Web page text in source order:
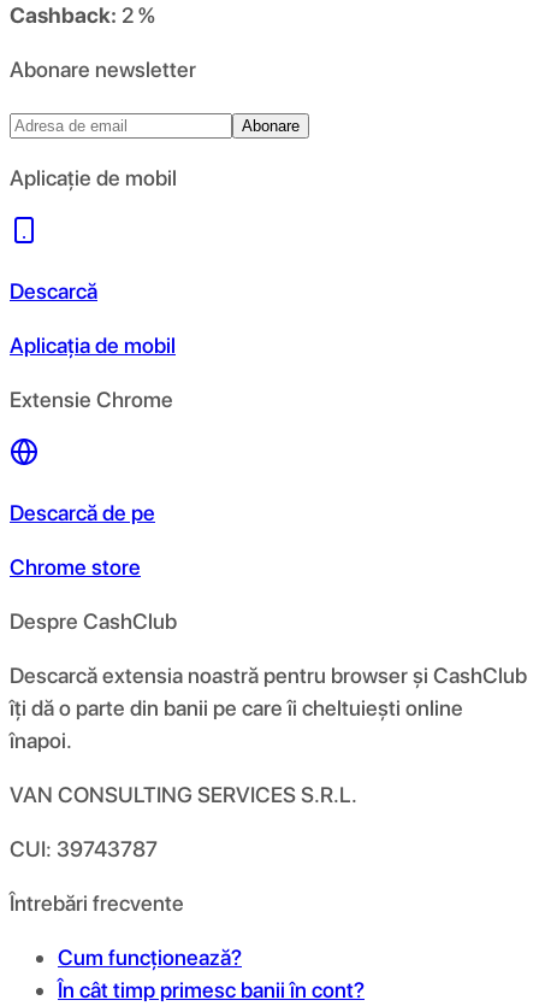
Cashback: 2 %
Abonare newsletter
Abonare
Aplicație de mobil
Descarcă
Aplicația de mobil
Extensie Chrome
Descarcă de pe
Chrome store
Despre CashClub
Descarcă extensia noastră pentru browser și CashClub
îți dă o parte din banii pe care îi cheltuiești online
înapoi.
VAN CONSULTING SERVICES S.R.L.
CUI: 39743787
Întrebări frecvente
Cum funcționează?
În cât timp primesc banii în cont?